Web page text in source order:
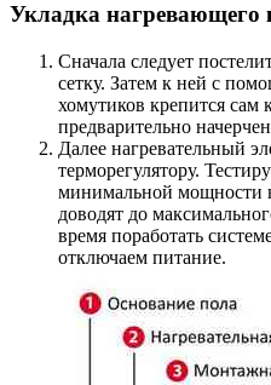
Укладка нагревающего
Сначала следует
сетку. Затем к ней с
хомутиков крепится сам
предварительно
Далее нагревательный
терморегулятору.
минимальной мощности
доводят до
время поработать
отключаем питание.